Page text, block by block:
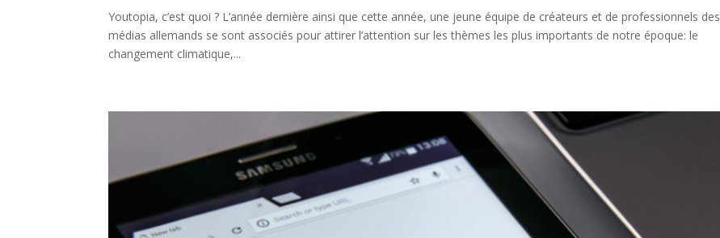
Youtopia, c’est quoi ? L’année dernière ainsi que cette année, une jeune équipe de créateurs et de professionnels des
médias allemands se sont associés pour attirer l’attention sur les thèmes les plus importants de notre époque: le
changement climatique,...